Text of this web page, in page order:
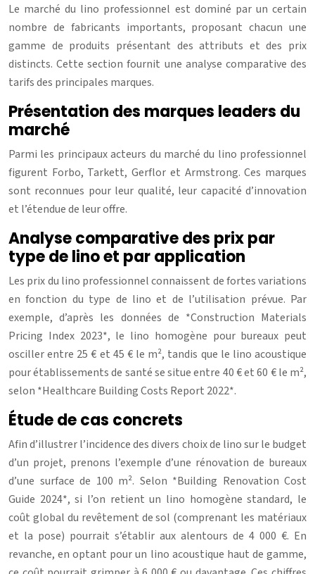
Le marché du lino professionnel est dominé par un certain
nombre de fabricants importants, proposant chacun une
gamme de produits présentant des attributs et des prix
distincts. Cette section fournit une analyse comparative des
tarifs des principales marques.
Présentation des marques leaders du
marché
Parmi les principaux acteurs du marché du lino professionnel
figurent Forbo, Tarkett, Gerflor et Armstrong. Ces marques
sont reconnues pour leur qualité, leur capacité d’innovation
et l’étendue de leur offre.
Analyse comparative des prix par
type de lino et par application
Les prix du lino professionnel connaissent de fortes variations
en fonction du type de lino et de l’utilisation prévue. Par
exemple, d’après les données de *Construction Materials
Pricing Index 2023*, le lino homogène pour bureaux peut
osciller entre 25 € et 45 € le m², tandis que le lino acoustique
pour établissements de santé se situe entre 40 € et 60 € le m²,
selon *Healthcare Building Costs Report 2022*.
Étude de cas concrets
Afin d’illustrer l’incidence des divers choix de lino sur le budget
d’un projet, prenons l’exemple d’une rénovation de bureaux
d’une surface de 100 m². Selon *Building Renovation Cost
Guide 2024*, si l’on retient un lino homogène standard, le
coût global du revêtement de sol (comprenant les matériaux
et la pose) pourrait s’établir aux alentours de 4 000 €. En
revanche, en optant pour un lino acoustique haut de gamme,